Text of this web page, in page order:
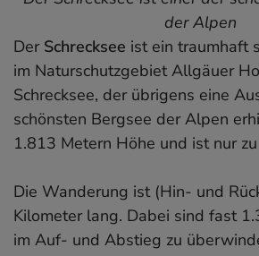
der Alpen
Der Schrecksee ist ein traumhaft
im Naturschutzgebiet Allgäuer
Schrecksee, der übrigens eine
schönsten Bergsee der Alpen
1.813 Metern Höhe und ist nur
Die Wanderung ist (Hin- und
Kilometer lang. Dabei sind fast
im Auf- und Abstieg zu